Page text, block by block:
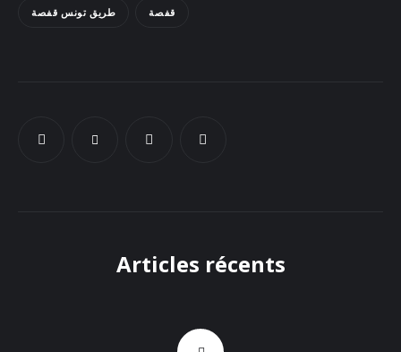
طريق تونس قفصة قفصة
Articles récents